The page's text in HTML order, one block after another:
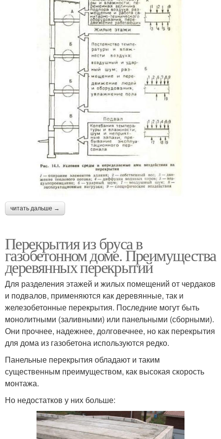
читать дальше →
Перекрытия из бруса в
газобетонном доме. Преимущества
деревянных перекрытий
Для разделения этажей и жилых помещений от чердаков
и подвалов, применяются как деревянные, так и
железобетонные перекрытия. Последние могут быть
монолитными (заливными) или панельными (сборными).
Они прочнее, надежнее, долговечнее, но как перекрытия
для дома из газобетона используются редко.
Панельные перекрытия обладают и таким
существенным преимуществом, как высокая скорость
монтажа.
Но недостатков у них больше: